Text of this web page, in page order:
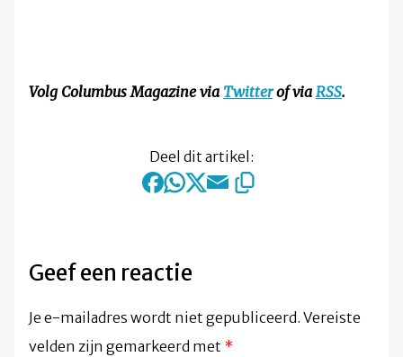
Volg Columbus Magazine via Twitterof via RSS.
Deel dit artikel:
Geef een reactie
Je e-mailadres wordt niet gepubliceerd. Vereiste
velden zijn gemarkeerd met *